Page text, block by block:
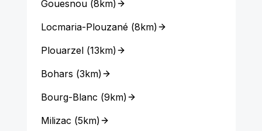
Gouesnou(8km)
Locmaria-Plouzané(8km)
Plouarzel(13km)
Bohars (3km)
Bourg-Blanc (9km)
Milizac (5km)